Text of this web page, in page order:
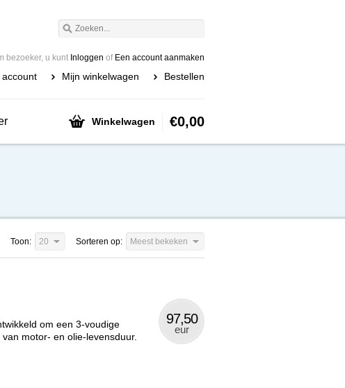
bezoeker, u kunt Inloggen of Een account aanmaken
account Mijn winkelwagen Bestellen
Winkelwagen €0,00
Sorteren op: Meest bekeken
Toon: 20
om een 3-voudige
motor- en olie-levensduur.
97,50
eur